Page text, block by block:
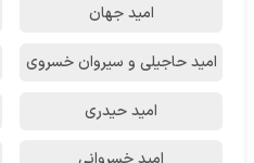
امید جهان
امید حاجیلی و سیروان خسروی
امید حیدری